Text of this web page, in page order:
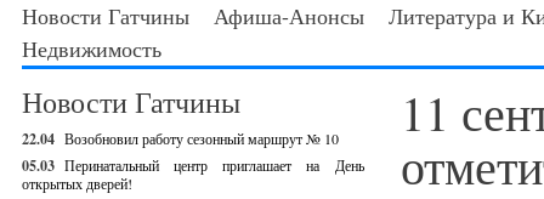
Новости Гатчины Афиша-Анонсы
Литература и
Недвижимость
Новости Гатчины
22.04 Возобновил работу сезонный маршрут № 10
05.03 Перинатальный центр приглашает на День
открытых дверей!
11